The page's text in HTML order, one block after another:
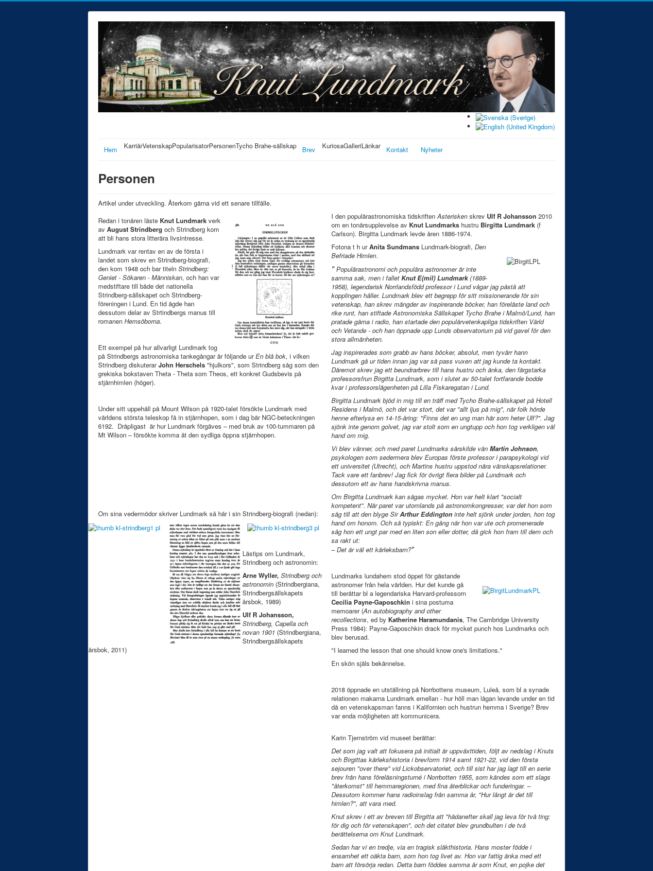
Hem KarriärVetenskapPopularisatorPersonenTycho Brahe-sällskap Brev KuriosaGalleriLänkar Kontakt Nyheter
Personen
Artikel under utveckling. Återkom gärna vid ett senare tillfälle.
Redan i tonåren läste Knut Lundmark verk
av August Strindberg och Strindberg kom
att bli hans stora litterära livsintresse.
Lundmark var rentav en av de första i
landet som skrev en Strindberg-biografi,
den kom 1948 och bar titeln Strindberg:
Geniet - Sökaren - Människan, och han var
medstiftare till både det nationella
Strindberg-sällskapet och Strindberg-
föreningen i Lund. En tid ägde han
dessutom delar av Strtindbergs manus till
romanen Hemsöborna.
Ett exempel på hur allvarligt Lundmark tog
på Strindbergs astronomiska tankegångar är följande urEn blå bok, i vilken
Strindberg diskuterarJohn Herschels "hjulkors", som Strindberg såg som den
grekiska bokstaven Theta - Theta som Theos, ett konkret Gudsbevis på
stjärnhimlen (höger).
Under sitt uppehåll på Mount Wilson på 1920-talet försökte Lundmark med
världens största teleskop få in stjärnhopen, som i dag bär NGC-beteckningen
6192. Dråpligast är hur Lundmark förgäves – med bruk av 100-tummaren på
Mt Wilson – försökte komma åt den sydliga öppna stjärnhopen.
Om sina vedermödor skriver Lundmark så här i sin Strindberg-biografi (nedan):
Lästips om Lundmark,
Strindberg och astronomin:
Arne Wyller, Strindberg och
astronomin (Strindbergiana,
Strindbergsällskapets
årsbok, 1989)
Ulf R Johansson,
Strindberg, Capella och
novan 1901 (Strindbergiana,
Strindbergsällskapets
årsbok, 2011)
I den populärastronomiska tidskriftenAsterisken skrev Ulf R Johansson 2010
om en tonårsupplevelse av Knut Lundmarks hustru Birgitta Lundmark (f
Carlson). Birgitta Lundmark levde åren 1886-1974.
Fotona t h urAnita Sundmans Lundmark-biografi, Den
Befriade Himlen.
"Populärastronomi och populära astronomer är inte
samma sak, men i fallet Knut E(mil) Lundmark(1889-
1958), legendarisk Norrlandsfödd professor i Lund vågar jag påstå att
kopplingen håller. Lundmark blev ett begrepp för sitt missionerande för sin
vetenskap, han skrev mängder av inspirerande böcker, han föreläste land och
rike runt, han stiftade Astronomiska Sällskapet Tycho Brahe i Malmö/Lund, han
pratade gärna i radio, han startade den populärvetenkapliga tidskriften Värld
och Vetande - och han öppnade upp Lunds observatorium på vid gavel för den
stora allmänheten.
Jag inspirerades som grabb av hans böcker, absolut, men tyvärr hann
Lundmark gå ur tiden innan jag var så pass vuxen att jag kunde ta kontakt.
Däremot skrev jag ett beundrarbrev till hans hustru och änka, den färgstarka
professorsfrun Birgitta Lundmark, som i slutet av 50-talet fortfarande bodde
kvar i professorslägenheten på Lilla Fiskaregatan i Lund.
Birgitta Lundmark bjöd in mig till en träff med Tycho Brahe-sällskapet på Hotell
Residens i Malmö, och det var stort, det var "allt ljus på mig", när folk hörde
henne efterlysa en 14-15-åring: "Finns det en ung man här som heter Ulf?". Jag
sjönk inte genom golvet, jag var stolt som en ungtupp och hon tog verkligen väl
hand om mig.
Vi blev vänner, och med paret Lundmarks särskilde vän Martin Johnson,
psykologen som sedermera blev Europas förste professor i parapsykologi vid
ett universitet (Utrecht), och Martins hustru uppstod nära vänskapsrelationer.
Tack vare ett fanbrev! Jag fick för övrigt flera bilder på Lundmark och
dessutom ett av hans handskrivna manus.
Om Birgitta Lundmark kan sägas mycket. Hon var helt klart "socialt
kompetent". När paret var utomlands på astronomkongresser, var det hon som
såg till att den blyge SirArthur Eddington inte helt sjönk under jorden, hon tog
hand om honom. Och så typiskt: En gång när hon var ute och promenerade
såg hon ett ungt par med en liten son eller dotter, då gick hon fram till dem och
sa rakt ut:
– Det är väl ett kärleksbarn?"
Lundmarks lundahem stod öppet för gästande
astronomer från hela världen. Hur det kunde gå
till berättar bl a legendariska Harvard-professorn
Cecilia Payne-Gaposchkin i sina postuma
memoarer (An autobiography and other
recollections, ed by Katherine Haramundanis, The Cambridge University
Press 1984): Payne-Gaposchkin drack för mycket punch hos Lundmarks och
blev berusad.
"I learned the lesson that one should know one's limitations."
En skön själs bekännelse.
2018 öppnade en utställning på Norrbottens museum, Luleå, som bl a synade
relationen makarna Lundmark emellan - hur höll man lågan levande under en tid
då en vetenskapsman fanns i Kalifornien och hustrun hemma i Sverige? Brev
var enda möjligheten att kommunicera.
Karin Tjernström vid museet berättar:
Det som jag valt att fokusera på initialt är uppväxttiden, följt av nedslag i Knuts
och Birgittas kärlekshistoria i brevform 1914 samt 1921-22, vid den första
sejouren "over there" vid Lickobservatoriet, och till sist har jag lagt till en serie
brev från hans föreläsningsturné i Norrbotten 1955, som kändes som ett slags
"återkomst" till hemmaregionen, med fina återblickar och funderingar. –
Dessutom kommer hans radioinslag från samma år, "Hur långt är det till
himlen?", att vara med.
Knut skrev i ett av breven till Birgitta att "hädanefter skall jag leva för två ting:
för dig och för vetenskapen", och det citatet blev grundbulten i de två
berättelserna om Knut Lundmark.
Sedan har vi en tredje, via en tragisk släkthistoria. Hans moster födde i
ensamhet ett oäkta barn, som hon tog livet av. Hon var fattig änka med ett
barn att försörja redan. Detta barn föddes samma år som Knut, en pojke det